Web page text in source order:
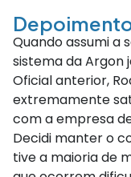
Quando assumi a
sistema da Argon
Oficial anterior,
extremamente
com a empresa
Decidi manter o
tive a maioria de